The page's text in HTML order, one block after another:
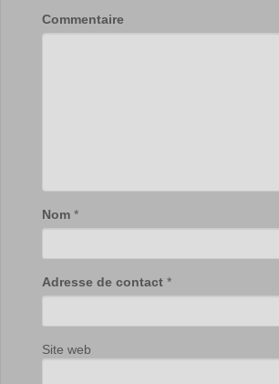
Commentaire
Nom *
Adresse de contact *
Site web